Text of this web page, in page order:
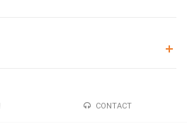
CONTACT